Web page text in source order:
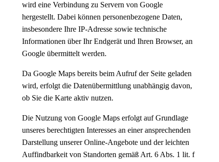
wird eine Verbindung zu Servern von Google
hergestellt. Dabei können personenbezogene Daten,
insbesondere Ihre IP-Adresse sowie technische
Informationen über Ihr Endgerät und Ihren Browser, an
Google übermittelt werden.
Da Google Maps bereits beim Aufruf der Seite geladen
wird, erfolgt die Datenübermittlung unabhängig davon,
ob Sie die Karte aktiv nutzen.
Die Nutzung von Google Maps erfolgt auf Grundlage
unseres berechtigten Interesses an einer ansprechenden
Darstellung unserer Online-Angebote und der leichten
Auffindbarkeit von Standorten gemäß Art. 6 Abs. 1 lit. f